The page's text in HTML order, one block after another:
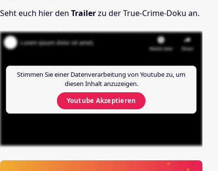
Seht euch hier den Trailerzu der True-Crime-Doku an.
Stimmen Sie einer Datenverarbeitung von Youtubezu, um
diesen Inhalt anzuzeigen.
Youtube Akzeptieren